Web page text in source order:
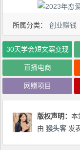
所属分类： 创业赚钱
30天学会短文案变现
直播电商
网赚项目
版权声明：本
由猴头客 发